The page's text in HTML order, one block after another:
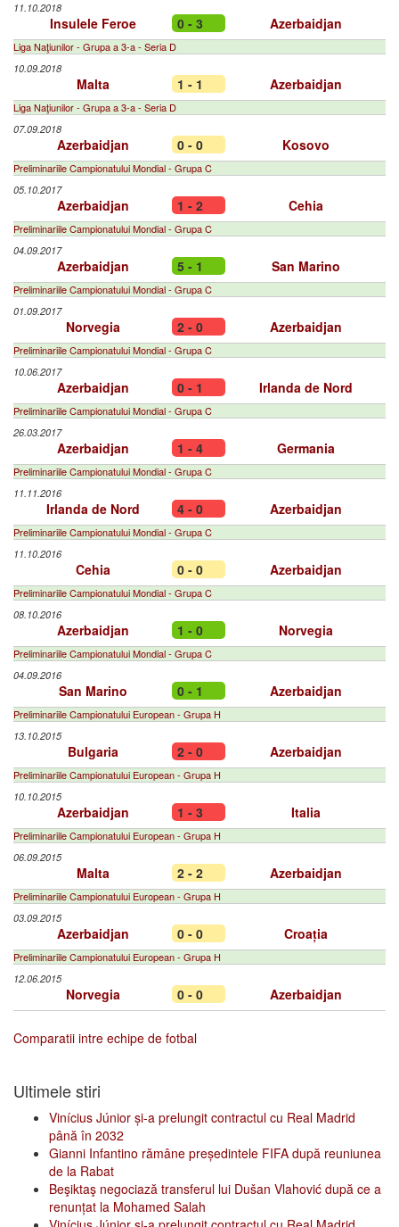
11.10.2018
Insulele Feroe 0 - 3 Azerbaidjan
Liga Naţiunilor - Grupa a 3-a - Seria D
10.09.2018
Malta 1 - 1 Azerbaidjan
Liga Naţiunilor - Grupa a 3-a - Seria D
07.09.2018
Azerbaidjan 0 - 0 Kosovo
Preliminariile Campionatului Mondial - Grupa C
05.10.2017
Azerbaidjan 1 - 2 Cehia
Preliminariile Campionatului Mondial - Grupa C
04.09.2017
Azerbaidjan 5 - 1 San Marino
Preliminariile Campionatului Mondial - Grupa C
01.09.2017
Norvegia 2 - 0 Azerbaidjan
Preliminariile Campionatului Mondial - Grupa C
10.06.2017
Azerbaidjan 0 - 1 Irlanda de Nord
Preliminariile Campionatului Mondial - Grupa C
26.03.2017
Azerbaidjan 1 - 4 Germania
Preliminariile Campionatului Mondial - Grupa C
11.11.2016
Irlanda de Nord 4 - 0 Azerbaidjan
Preliminariile Campionatului Mondial - Grupa C
11.10.2016
Cehia 0 - 0 Azerbaidjan
Preliminariile Campionatului Mondial - Grupa C
08.10.2016
Azerbaidjan 1 - 0 Norvegia
Preliminariile Campionatului Mondial - Grupa C
04.09.2016
San Marino 0 - 1 Azerbaidjan
Preliminariile Campionatului European - Grupa H
13.10.2015
Bulgaria 2 - 0 Azerbaidjan
Preliminariile Campionatului European - Grupa H
10.10.2015
Azerbaidjan 1 - 3 Italia
Preliminariile Campionatului European - Grupa H
06.09.2015
Malta 2 - 2 Azerbaidjan
Preliminariile Campionatului European - Grupa H
03.09.2015
Azerbaidjan 0 - 0 Croația
Preliminariile Campionatului European - Grupa H
12.06.2015
Norvegia 0 - 0 Azerbaidjan
Comparatii intre echipe de fotbal
Ultimele stiri
Vinícius Júnior și-a prelungit contractul cu Real Madrid
până în 2032
Gianni Infantino rămâne președintele FIFA după reuniunea
de la Rabat
Beşiktaş negociază transferul lui Dušan Vlahović după ce a
renunțat la Mohamed Salah